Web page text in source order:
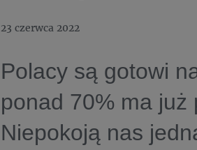
23 czerwca 2022
Polacy są gotowi
ponad 70% ma już
Niepokoją nas